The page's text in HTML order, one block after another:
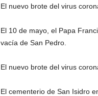
El nuevo brote del virus
El 10 de mayo, el Papa
vacía de San Pedro.
El nuevo brote del virus
El cementerio de San Isidro